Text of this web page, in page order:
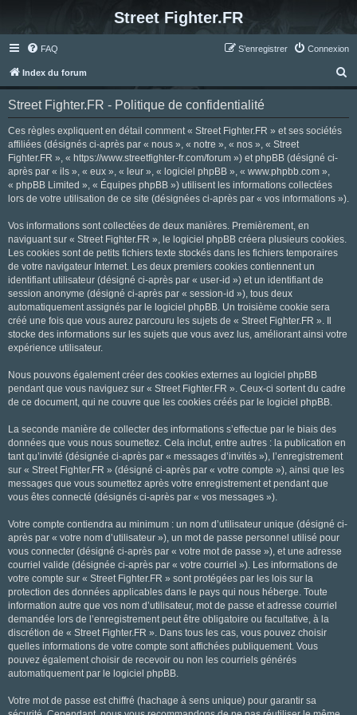
Street Fighter.FR
FAQ Connexion
S’enregistrer
Index du forum
e
Street Fighter.FR - Politique de confidentialité
Ces règles expliquent en détail comment « Street Fighter.FR » et ses sociétés
affiliées (désignés ci-après par « nous », « notre », « nos », « Street
Fighter.FR », « https://www.streetfighter-fr.com/forum ») et phpBB (désigné ci-
après par « ils », « eux », « leur », « logiciel phpBB », « www.phpbb.com »,
« phpBB Limited », « Équipes phpBB ») utilisent les informations collectées
lors de votre utilisation de ce site (désignées ci-après par « vos informations »).
Vos informations sont collectées de deux manières. Premièrement, en
naviguant sur « Street Fighter.FR », le logiciel phpBB créera plusieurs cookies.
Les cookies sont de petits fichiers texte stockés dans les fichiers temporaires
de votre navigateur Internet. Les deux premiers cookies contiennent un
identifiant utilisateur (désigné ci-après par « user-id ») et un identifiant de
session anonyme (désigné ci-après par « session-id »), tous deux
automatiquement assignés par le logiciel phpBB. Un troisième cookie sera
créé une fois que vous aurez parcouru les sujets de « Street Fighter.FR ». Il
stocke des informations sur les sujets que vous avez lus, améliorant ainsi votre
expérience utilisateur.
Nous pouvons également créer des cookies externes au logiciel phpBB
pendant que vous naviguez sur « Street Fighter.FR ». Ceux-ci sortent du cadre
de ce document, qui ne couvre que les cookies créés par le logiciel phpBB.
La seconde manière de collecter des informations s’effectue par le biais des
données que vous nous soumettez. Cela inclut, entre autres : la publication en
tant qu’invité (désignée ci-après par « messages d’invités »), l’enregistrement
sur « Street Fighter.FR » (désigné ci-après par « votre compte »), ainsi que les
messages que vous soumettez après votre enregistrement et pendant que
vous êtes connecté (désignés ci-après par « vos messages »).
Votre compte contiendra au minimum : un nom d’utilisateur unique (désigné ci-
après par « votre nom d’utilisateur »), un mot de passe personnel utilisé pour
vous connecter (désigné ci-après par « votre mot de passe »), et une adresse
courriel valide (désignée ci-après par « votre courriel »). Les informations de
votre compte sur « Street Fighter.FR » sont protégées par les lois sur la
protection des données applicables dans le pays qui nous héberge. Toute
information autre que vos nom d’utilisateur, mot de passe et adresse courriel
demandée lors de l’enregistrement peut être obligatoire ou facultative, à la
discrétion de « Street Fighter.FR ». Dans tous les cas, vous pouvez choisir
quelles informations de votre compte sont affichées publiquement. Vous
pouvez également choisir de recevoir ou non les courriels générés
automatiquement par le logiciel phpBB.
Votre mot de passe est chiffré (hachage à sens unique) pour garantir sa